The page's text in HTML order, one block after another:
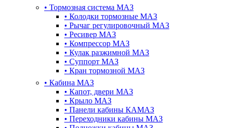
• Тормозная система МАЗ
• Колодки тормозные МАЗ
• Рычаг регулировочный МАЗ
• Ресивер МАЗ
• Компрессор МАЗ
• Кулак разжимной МАЗ
• Суппорт МАЗ
• Кран тормозной МАЗ
• Кабина МАЗ
• Капот, двери МАЗ
• Крыло МАЗ
• Панели кабины КАМАЗ
• Переходники кабины МАЗ